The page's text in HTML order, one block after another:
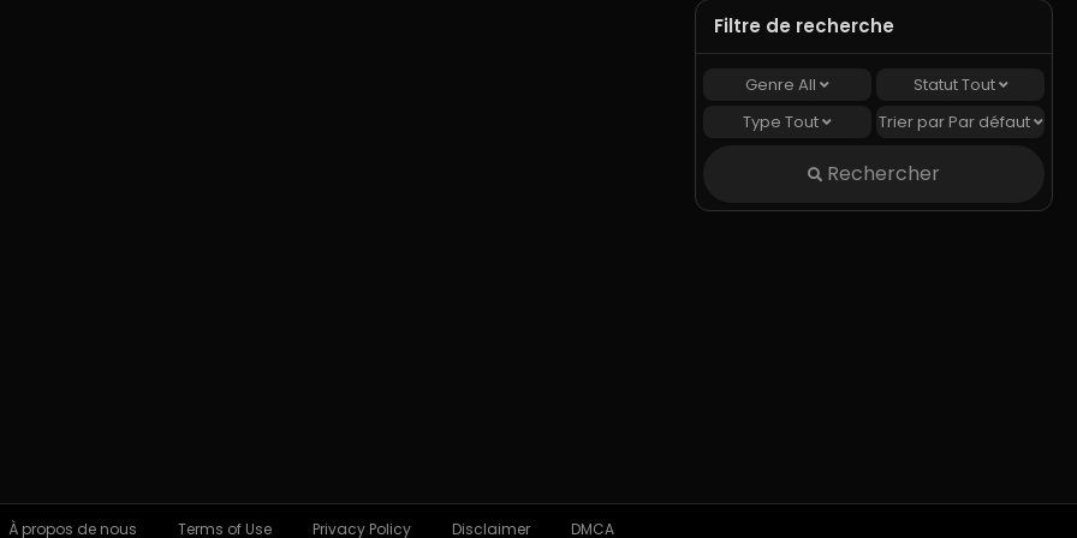
Filtre de recherche
GenreAll StatutTout
TypeTout Trier par Par défaut
Rechercher
À propos de nous Terms of Use Privacy Policy Disclaimer DMCA